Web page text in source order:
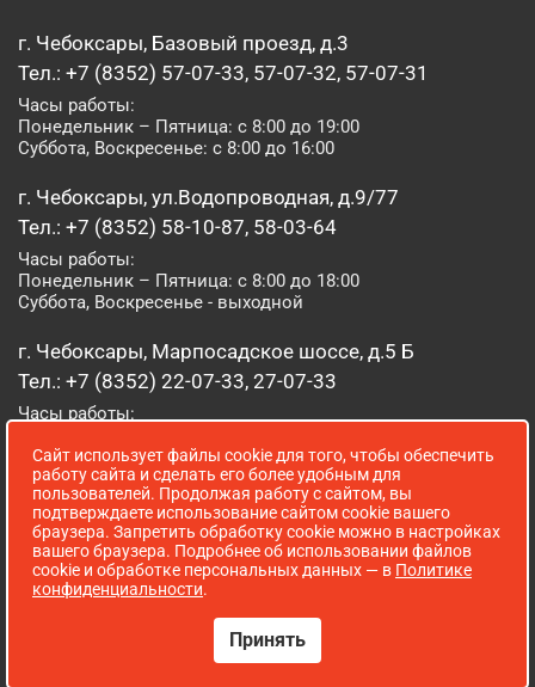
г. Чебоксары, Базовый проезд, д.3
Тел.: +7 (8352) 57-07-33, 57-07-32, 57-07-31
Часы работы:
Понедельник – Пятница: с 8:00 до 19:00
Суббота, Воскресенье: с 8:00 до 16:00
г. Чебоксары, ул.Водопроводная, д.9/77
Тел.: +7 (8352) 58-10-87, 58-03-64
Часы работы:
Понедельник – Пятница: с 8:00 до 18:00
Суббота, Воскресенье - выходной
г. Чебоксары, Марпосадское шоссе, д.5 Б
Тел.: +7 (8352) 22-07-33, 27-07-33
Часы работы:
Суббота, Воскресенье: с 8:00 до 16:00
г. Йошкар-Ола, ул. Луначарского, д. 52 А
Тел.: (8362) 41-07-31
Часы работы:
Понедельник – Пятница: с 8:00 до 18:00
Сопровождение сайта WebStroy
Сайт использует файлы cookie для того, чтобы обеспечить
работу сайта и сделать его более удобным для
пользователей. Продолжая работу с сайтом, вы
подтверждаете использование сайтом cookie вашего
браузера. Запретить обработку cookie можно в настройках
вашего браузера. Подробнее об использовании файлов
cookie и обработке персональных данных — в Политике
конфиденциальности.
Принять